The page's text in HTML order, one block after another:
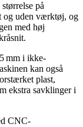
på
og uden værktøj, og
med høj
mm i ikke-
kan også
plast,
ekstra savklinger i
CNC-